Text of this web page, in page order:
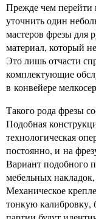
Прежде чем перейти
уточнить один
мастеров фрезы для
материал, который
Это лишь отчасти
комплектующие
в конвейере
Такого рода фрезы
Подобная
технологическая
постоянно, и на
Вариант подобного
мебельных
Механическое
тонкую калибровку,